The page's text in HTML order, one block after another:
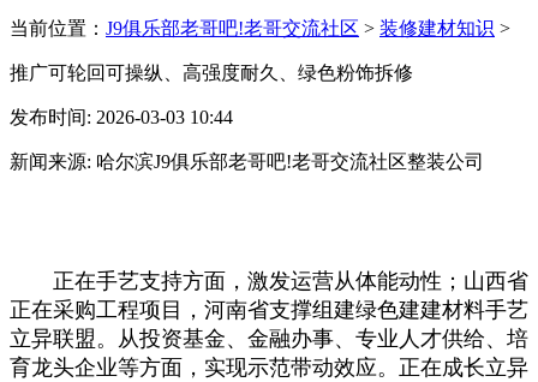
当前位置： J9俱乐部老哥吧!老哥交流社区 > 装修建材知识 >
推广可轮回可操纵、高强度耐久、绿色粉饰拆修
发布时间: 2026-03-03 10:44
新闻来源: 哈尔滨J9俱乐部老哥吧!老哥交流社区整装公司
正在手艺支持方面，激发运营从体能动性；山西省
正在采购工程项目，河南省支撑组建绿色建建材料手艺
立异联盟。从投资基金、金融办事、专业人才供给、培
育龙头企业等方面，实现示范带动效应。正在成长立异